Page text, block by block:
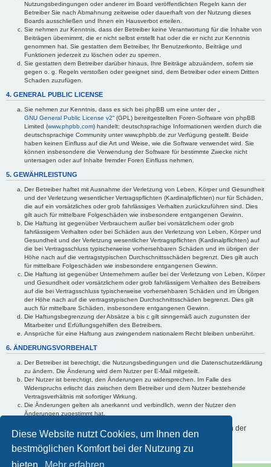
Diese Website nutzt Cookies, um Ihnen den
bestmöglichen Komfort bei der Nutzung zu
Nutzungsbedingungen oder anderer im Board veröffentlichten Regeln kann der
Betreiber Sie nach Abmahnung zeitweise oder dauerhaft von der Nutzung dieses
Boards ausschließen und Ihnen ein Hausverbot erteilen.
Sie nehmen zur Kenntnis, dass der Betreiber keine Verantwortung für die Inhalte von
Beiträgen übernimmt, die er nicht selbst erstellt hat oder die er nicht zur Kenntnis
genommen hat. Sie gestatten dem Betreiber, Ihr Benutzerkonto, Beiträge und
Funktionen jederzeit zu löschen oder zu sperren.
Sie gestatten dem Betreiber darüber hinaus, Ihre Beiträge abzuändern, sofern sie
gegen o. g. Regeln verstoßen oder geeignet sind, dem Betreiber oder einem Dritten
Schaden zuzufügen.
4. GENERAL PUBLIC LICENSE
Sie nehmen zur Kenntnis, dass es sich bei phpBB um eine unter der „
GNU General Public License v2“ (GPL) bereitgestellten Foren-Software von phpBB
Limited (www.phpbb.com) handelt; deutschsprachige Informationen werden durch die
deutschsprachige Community unter www.phpbb.de zur Verfügung gestellt. Beide
haben keinen Einfluss auf die Art und Weise, wie die Software verwendet wird. Sie
können insbesondere die Verwendung der Software für bestimmte Zwecke nicht
untersagen oder auf Inhalte fremder Foren Einfluss nehmen.
5. GEWÄHRLEISTUNG
Der Betreiber haftet mit Ausnahme der Verletzung von Leben, Körper und Gesundheit
und der Verletzung wesentlicher Vertragspflichten (Kardinalpflichten) nur für Schäden,
die auf ein vorsätzliches oder grob fahrlässiges Verhalten zurückzuführen sind. Dies
gilt auch für mittelbare Folgeschäden wie insbesondere entgangenen Gewinn.
Die Haftung ist gegenüber Verbrauchern außer bei vorsätzlichem oder grob
fahrlässigem Verhalten oder bei Schäden aus der Verletzung von Leben, Körper und
Gesundheit und der Verletzung wesentlicher Vertragspflichten (Kardinalpflichten) auf
die bei Vertragsschluss typischerweise vorhersehbaren Schäden und im übrigen der
Höhe nach auf die vertragstypischen Durchschnittsschäden begrenzt. Dies gilt auch
für mittelbare Folgeschäden wie insbesondere entgangenen Gewinn.
Die Haftung ist gegenüber Unternehmern außer bei der Verletzung von Leben, Körper
und Gesundheit oder vorsätzlichem oder grob fahrlässigem Verhalten des Betreibers
auf die bei Vertragsschluss typischerweise vorhersehbaren Schäden und im Übrigen
der Höhe nach auf die vertragstypischen Durchschnittsschäden begrenzt. Dies gilt
auch für mittelbare Schäden, insbesondere entgangenen Gewinn.
Die Haftungsbegrenzung der Absätze a bis c gilt sinngemäß auch zugunsten der
Mitarbeiter und Erfüllungsgehilfen des Betreibers.
Ansprüche für eine Haftung aus zwingendem nationalem Recht bleiben unberührt.
6. ÄNDERUNGSVORBEHALT
Der Betreiber ist berechtigt, die Nutzungsbedingungen und die Datenschutzerklärung
zu ändern. Die Änderung wird dem Nutzer per E-Mail mitgeteilt.
Der Nutzer ist berechtigt, den Änderungen zu widersprechen. Im Falle des
Widerspruchs erlischt das zwischen dem Betreiber und dem Nutzer bestehende
Vertragsverhältnis mit sofortiger Wirkung.
Die Änderungen gelten als anerkannt und verbindlich, wenn der Nutzer den
Änderungen zugestimmt hat.
Informationen über den Umgang mit Ihren persönlichen Daten sind in der
Datenschutzerklärung enthalten.